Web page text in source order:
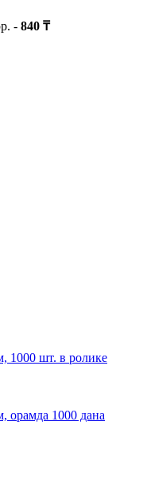
- 840 ₸
орамда 1000 дана